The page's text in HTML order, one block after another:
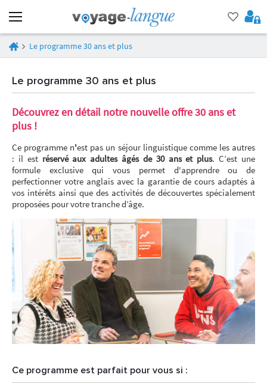
Le programme 30 ans et plus
Le programme 30 ans et plus
Découvrez en détail notre nouvelle offre 30 ans et
plus !
Ce programme n'est pas un séjour linguistique comme les autres
: il est réservé aux adultes âgés de 30 ans et plus. C’est une
formule exclusive qui vous permet d'apprendre ou de
perfectionner votre anglais avec la garantie de cours adaptés à
vos intérêts ainsi que des activités de découvertes spécialement
proposées pour votre tranche d’âge.
Ce programme est parfait pour vous si :